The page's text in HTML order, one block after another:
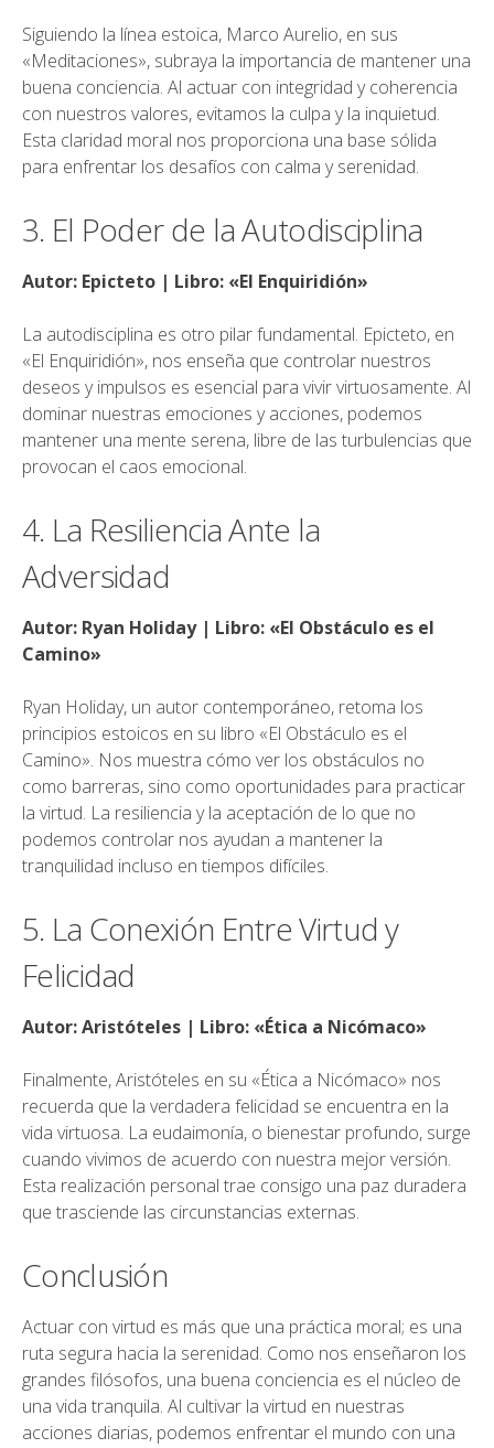
Siguiendo la línea estoica, Marco Aurelio, en sus
«Meditaciones», subraya la importancia de mantener una
buena conciencia. Al actuar con integridad y coherencia
con nuestros valores, evitamos la culpa y la inquietud.
Esta claridad moral nos proporciona una base sólida
para enfrentar los desafíos con calma y serenidad.
3. El Poder de la Autodisciplina
Autor: Epicteto | Libro: «El Enquiridión»
La autodisciplina es otro pilar fundamental. Epicteto, en
«El Enquiridión», nos enseña que controlar nuestros
deseos y impulsos es esencial para vivir virtuosamente. Al
dominar nuestras emociones y acciones, podemos
mantener una mente serena, libre de las turbulencias que
provocan el caos emocional.
4. La Resiliencia Ante la
Adversidad
Autor: Ryan Holiday | Libro: «El Obstáculo es el
Camino»
Ryan Holiday, un autor contemporáneo, retoma los
principios estoicos en su libro «El Obstáculo es el
Camino». Nos muestra cómo ver los obstáculos no
como barreras, sino como oportunidades para practicar
la virtud. La resiliencia y la aceptación de lo que no
podemos controlar nos ayudan a mantener la
tranquilidad incluso en tiempos difíciles.
5. La Conexión Entre Virtud y
Felicidad
Autor: Aristóteles | Libro: «Ética a Nicómaco»
Finalmente, Aristóteles en su «Ética a Nicómaco» nos
recuerda que la verdadera felicidad se encuentra en la
vida virtuosa. La eudaimonía, o bienestar profundo, surge
cuando vivimos de acuerdo con nuestra mejor versión.
Esta realización personal trae consigo una paz duradera
que trasciende las circunstancias externas.
Conclusión
Actuar con virtud es más que una práctica moral; es una
ruta segura hacia la serenidad. Como nos enseñaron los
grandes filósofos, una buena conciencia es el núcleo de
una vida tranquila. Al cultivar la virtud en nuestras
acciones diarias, podemos enfrentar el mundo con una